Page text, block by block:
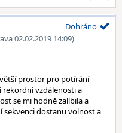
02.02.2019 14:09)
Dohráno
prostor pro potírání
rekordní vzdálenosti a
se mi hodně zalíbila a
sekvenci dostanu volnost a